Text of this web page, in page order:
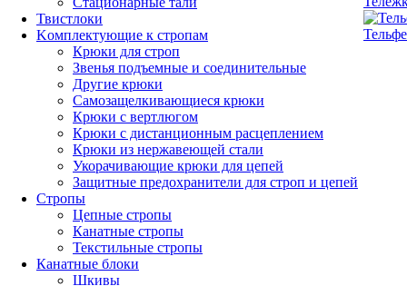
Твистлоки
Kомплектующие к стропам
Крюки для строп
Звенья подъемные и соединительные
Другие крюки
Самозащелкивающиеся крюки
Крюки с вертлюгом
Крюки с дистанционным расцеплением
Крюки из нержавеющей стали
Укорачивающие крюки для цепей
Защитные предохранители для строп и цепей
Стропы
Цепные стропы
Канатные стропы
Текстильные стропы
Канатные блоки
Шкивы